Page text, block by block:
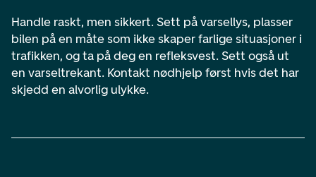
Handle raskt, men sikkert. Sett på varsellys, plasser
bilen på en måte som ikke skaper farlige situasjoner i
trafikken, og ta på deg en refleksvest. Sett også ut
en varseltrekant. Kontakt nødhjelp først hvis det har
skjedd en alvorlig ulykke.